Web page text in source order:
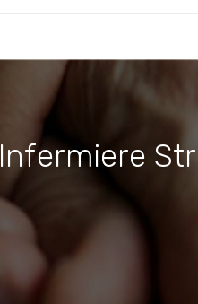
Infermiere